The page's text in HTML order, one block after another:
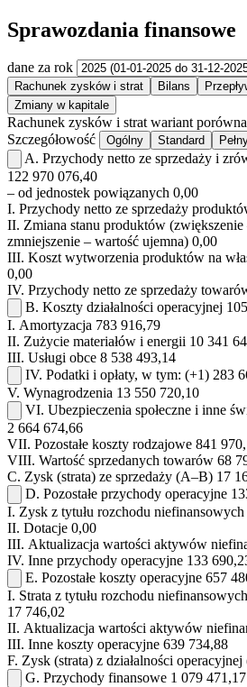
Sprawozdania finansowe
dane za rok
Rachunek zysków i strat Bilans
Zmiany w kapitale
Rachunek zysków i strat wariant
Szczegółowość
Ogólny Standard
A. Przychody netto ze sprzedaży i
122 970 076,40
– od jednostek powiązanych 0,00
I. Przychody netto ze sprzedaży
II. Zmiana stanu produktów (zwiększenie
zmniejszenie – wartość ujemna) 0,00
III. Koszt wytworzenia produktów na
0,00
IV. Przychody netto ze sprzedaży
B. Koszty działalności operacyjnej
I. Amortyzacja 783 916,79
II. Zużycie materiałów i energii 10 341
III. Usługi obce 8 538 493,14
IV. Podatki i opłaty, w tym: (+1) 283
V. Wynagrodzenia 13 550 720,10
VI. Ubezpieczenia społeczne i inne
2 664 674,66
VII. Pozostałe koszty rodzajowe 841
VIII. Wartość sprzedanych towarów 68
C. Zysk (strata) ze sprzedaży (A–B) 17
D. Pozostałe przychody operacyjne
I. Zysk z tytułu rozchodu
II. Dotacje 0,00
III. Aktualizacja wartości aktywów
IV. Inne przychody operacyjne 133
E. Pozostałe koszty operacyjne 657
I. Strata z tytułu rozchodu
17 746,02
II. Aktualizacja wartości aktywów
III. Inne koszty operacyjne 639 734,88
F. Zysk (strata) z działalności
G. Przychody finansowe 1 079 471,17